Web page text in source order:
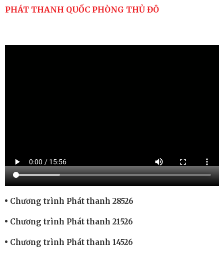
PHÁT THANH QUỐC PHÒNG THỦ ĐÔ
Chương trình Phát thanh 28526
Chương trình Phát thanh 21526
Chương trình Phát thanh 14526